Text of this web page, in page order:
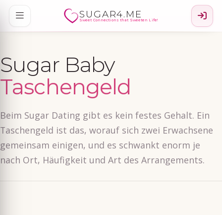
SUGAR4.ME
Sweet Connections that Sweeten Life!
Sugar Baby
Taschengeld
Beim Sugar Dating gibt es kein festes Gehalt. Ein
Taschengeld ist das, worauf sich zwei Erwachsene
gemeinsam einigen, und es schwankt enorm je
nach Ort, Häufigkeit und Art des Arrangements.